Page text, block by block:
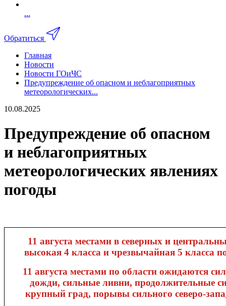
...
Обратиться
Главная
Новости
Новости ГОиЧС
Предупреждение об опасном и неблагоприятных
метеорологических...
10.08.2025
Предупреждение об опасном
и неблагоприятных
метеорологических явлениях
погоды
11 августа местами в северных и
высокая 4 класса и чрезвычайная 5 класса
11 августа местами по области ожидаются
дожди, сильные ливни, продолжительные
крупный град, порывы сильного северо-